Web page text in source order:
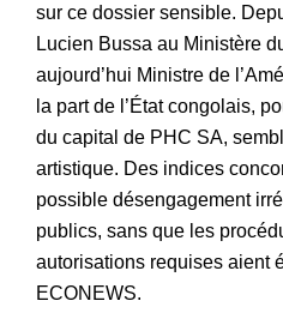
sur ce dossier sensible.
Lucien Bussa au Ministère
aujourd’hui Ministre de
la part de l’État congolais,
du capital de PHC SA,
artistique. Des indices
possible désengagement
publics, sans que les
autorisations requises aient
ECONEWS.